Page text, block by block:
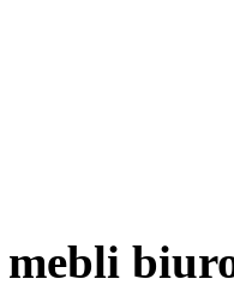
mebli